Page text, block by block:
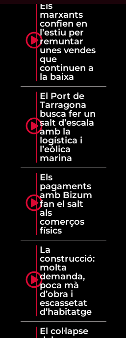
Els
marxants
confien en
l’estiu per
remuntar
unes vendes
que
continuen a
la baixa
El Port de
Tarragona
busca fer un
salt d’escala
amb la
logística i
l’eòlica
marina
Els
pagaments
amb Bizum
fan el salt
als
comerços
físics
La
construcció:
molta
demanda,
poca mà
d’obra i
escassetat
d’habitatge
El col·lapse